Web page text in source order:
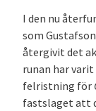
I den nu
som
återgivit det
runan har
felristning för
fastslaget att